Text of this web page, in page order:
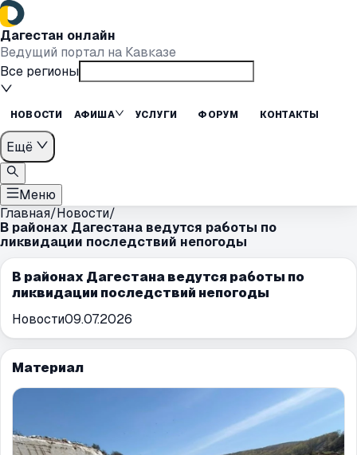
Дагестан онлайн
Ведущий портал на Кавказе
Все регионы
НОВОСТИ АФИША УСЛУГИ ФОРУМ КОНТАКТЫ
Ещё
Меню
Главная/Новости/
В районах Дагестана ведутся работы по
ликвидации последствий непогоды
В районах Дагестана ведутся работы по
ликвидации последствий непогоды
Новости09.07.2026
Материал